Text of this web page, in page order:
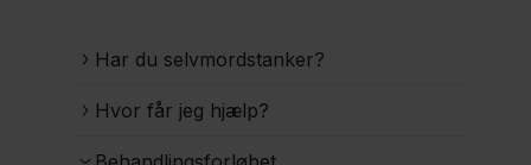
Har du selvmordstanker?
Hvor får jeg hjælp?